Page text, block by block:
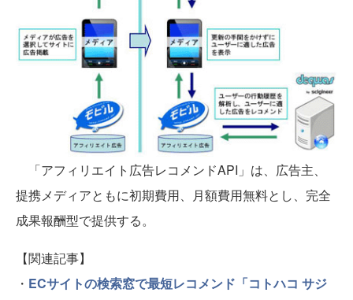
「アフィリエイト広告レコメンドAPI」は、広告主、
提携メディアともに初期費用、月額費用無料とし、完全
成果報酬型で提供する。
【関連記事】
・ ECサイトの検索窓で最短レコメンド「コトハコ サジ